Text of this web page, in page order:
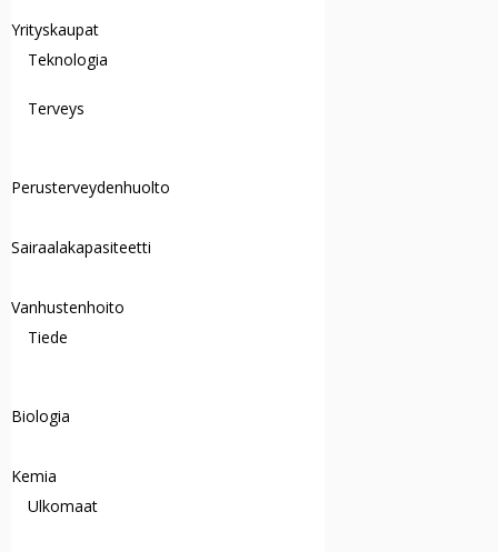
Yrityskaupat
Teknologia
Terveys
Perusterveydenhuolto
Sairaalakapasiteetti
Vanhustenhoito
Tiede
Biologia
Kemia
Ulkomaat